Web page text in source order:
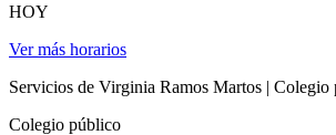
HOY
Ver más horarios
Servicios de Virginia Ramos Martos | Colegio
Colegio público